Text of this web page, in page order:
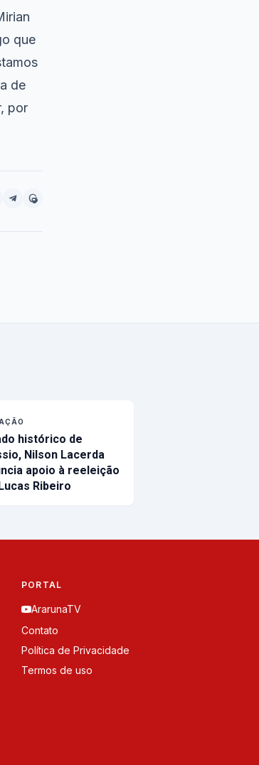
que
de
por
histórico de
Nilson Lacerda
apoio à reeleição
Ribeiro
PORTAL
ArarunaTV
Contato
Política de Privacidade
Termos de uso